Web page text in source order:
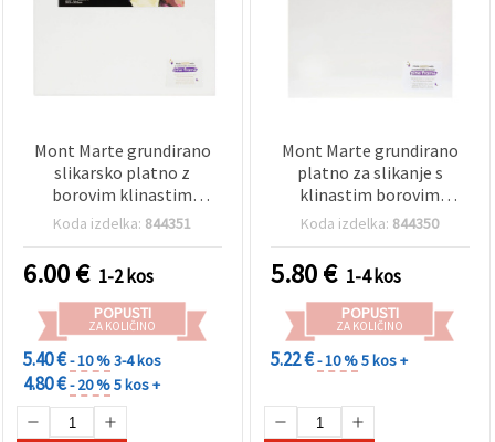
Mont Marte grundirano
slikarsko platno z
borovim klinastim
okvirjem ST, 30,5 x 30,5 cm
Koda izdelka: 844351
6.00€ 1-2 kos
POPUSTI
ZA KOLIČINO
5.40 €- 10 %3-4 kos
4.80 €- 20 %5 kos +
Mont Marte grundirano
platno za slikanje s
klinastim borovim
okvirjem ST, 25,4 x 30,5 cm
Koda izdelka: 844350
5.80€ 1-4 kos
POPUSTI
ZA KOLIČINO
5.22 €- 10 %5 kos +